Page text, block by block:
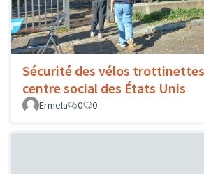
Sécurité des vélos
centre social des États Unis
Ermela
0 0